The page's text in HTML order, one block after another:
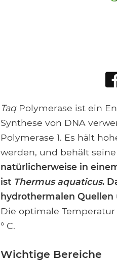
TaqPolymerase ist ein
Synthese von DNA
Polymerase 1. Es hält
werden, und behält
natürlicherweise in
ist Thermus aquaticus.
hydrothermalen Quellen
Die optimale
° C.
Wichtige Bereiche